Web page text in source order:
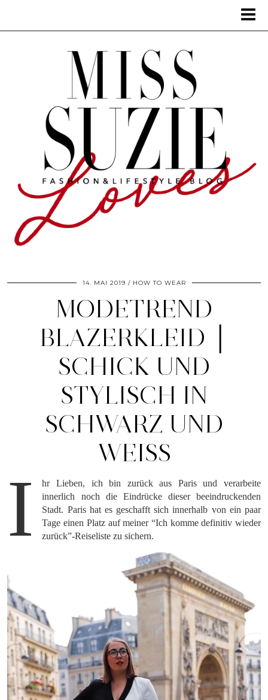
14. MAI 2019 HOW TO WEAR
MODETREND
BLAZERKLEID │
SCHICK UND
STYLISCH IN
SCHWARZ UND
WEISS
I
hr Lieben, ich bin zurück aus Paris und verarbeite
innerlich noch die Eindrücke dieser beeindruckenden
Stadt. Paris hat es geschafft sich innerhalb von ein paar
Tage einen Platz auf meiner “Ich komme definitiv wieder
zurück”-Reiseliste zu sichern.